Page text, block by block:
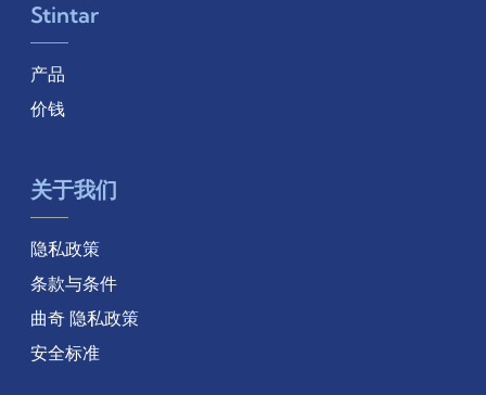
Stintar
产品
价钱
关于我们
隐私政策
条款与条件
曲奇 隐私政策
安全标准